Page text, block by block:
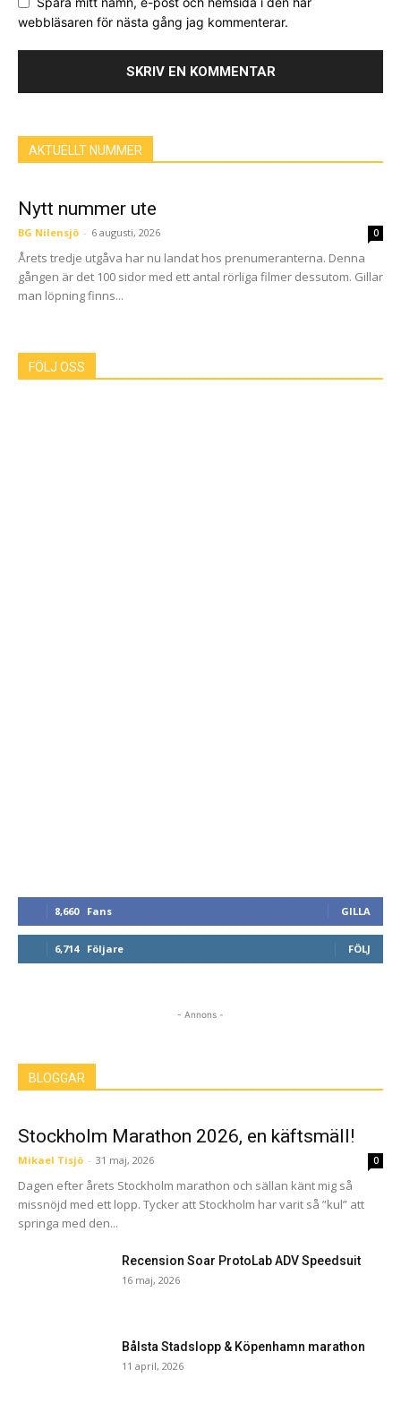
webbläsaren för nästa gång jag kommenterar.
AKTUELLT NUMMER
Nytt nummer ute
BG Nilensjö - 6 augusti, 2026 0
Årets tredje utgåva har nu landat hos prenumeranterna. Denna
gången är det 100 sidor med ett antal rörliga filmer dessutom. Gillar
man löpning finns...
FÖLJ OSS
8,660 Fans GILLA
6,714 Följare FÖLJ
- Annons -
BLOGGAR
Stockholm Marathon 2026, en käftsmäll!
Mikael Tisjö - 31 maj, 2026 0
Dagen efter årets Stockholm marathon och sällan känt mig så
missnöjd med ett lopp. Tycker att Stockholm har varit så ”kul” att
springa med den...
Recension Soar ProtoLab ADV Speedsuit
16 maj, 2026
Bålsta Stadslopp & Köpenhamn marathon
11 april, 2026